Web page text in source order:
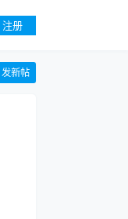
注册
发新帖